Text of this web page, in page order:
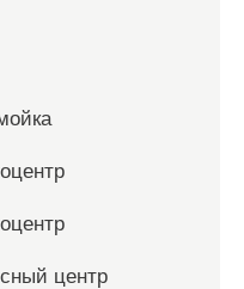
центр